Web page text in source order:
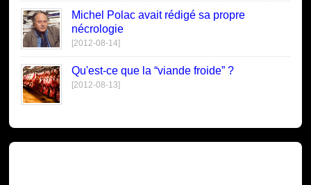
Michel Polac avait rédigé sa propre
nécrologie
[2012-08-14]
Qu'est-ce que la “viande froide” ?
[2012-08-13]